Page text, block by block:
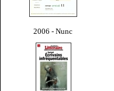
2006 - Nunc